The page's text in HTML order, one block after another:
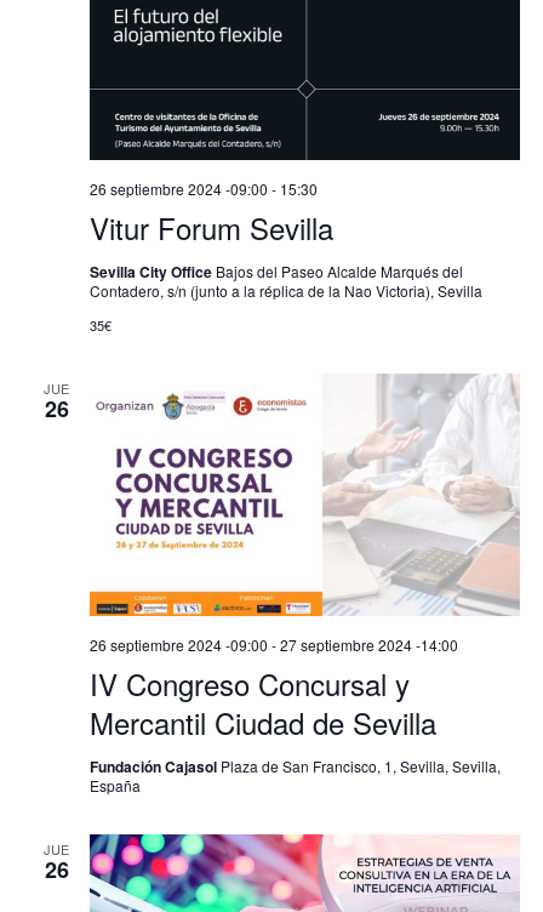
Vitur Forum Sevilla
26 septiembre 2024 -09:00 - 15:30
Sevilla City Office Bajos del Paseo Alcalde Marqués del
Contadero, s/n (junto a la réplica de la Nao Victoria), Sevilla
35€
JUE
26
IV Congreso Concursal y
Mercantil Ciudad de Sevilla
26 septiembre 2024 -09:00 -27 septiembre 2024 -14:00
Fundación Cajasol Plaza de San Francisco, 1, Sevilla, Sevilla,
España
JUE
26